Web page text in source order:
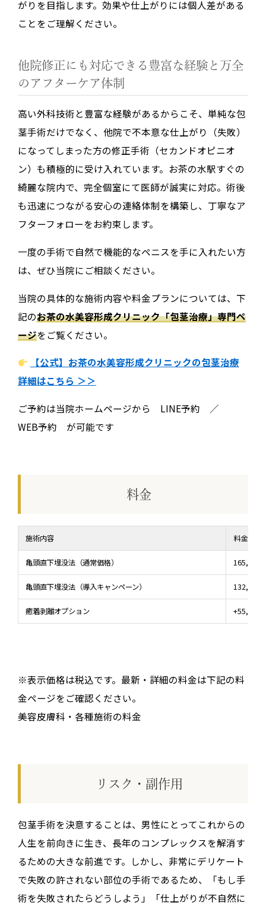
がりを目指します。効果や仕上がりには個人差がある
ことをご理解ください。
他院修正にも対応できる豊富な経験と万全
のアフターケア体制
高い外科技術と豊富な経験があるからこそ、単純な包
茎手術だけでなく、他院で不本意な仕上がり（失敗）
になってしまった方の修正手術（セカンドオピニオ
ン）も積極的に受け入れています。お茶の水駅すぐの
綺麗な院内で、完全個室にて医師が誠実に対応。術後
も迅速につながる安心の連絡体制を構築し、丁寧なア
フターフォローをお約束します。
一度の手術で自然で機能的なペニスを手に入れたい方
は、ぜひ当院にご相談ください。
当院の具体的な施術内容や料金プランについては、下
記のお茶の水美容形成クリニック「包茎治療」専門ペ
ージをご覧ください。
【公式】お茶の水美容形成クリニックの包茎治療
詳細はこちら ＞＞
ご予約は当院ホームページから LINE予約 ／
WEB予約 が可能です
料金
施術内容 料金（税
亀頭直下埋没法（通常価格） 165,000
亀頭直下埋没法（導入キャンペーン） 132,000
癒着剥離オプション +55,000
※表示価格は税込です。最新・詳細の料金は下記の料
金ページをご確認ください。
美容皮膚科・各種施術の料金
リスク・副作用
包茎手術を決意することは、男性にとってこれからの
人生を前向きに生き、長年のコンプレックスを解消す
るための大きな前進です。しかし、非常にデリケート
で失敗の許されない部位の手術であるため、「もし手
術を失敗されたらどうしよう」「仕上がりが不自然に